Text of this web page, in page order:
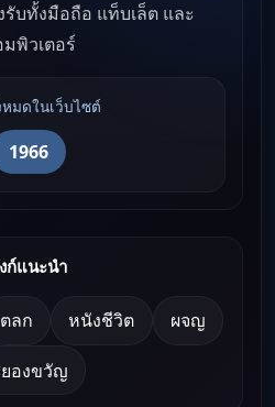
รับทั้งมือถือ แท็บเล็ต และ
พิวเตอร์
มดในเว็บไซต์
1966
ก์แนะนำ
ตลก หนังชีวิต ผจญ
องขวัญ